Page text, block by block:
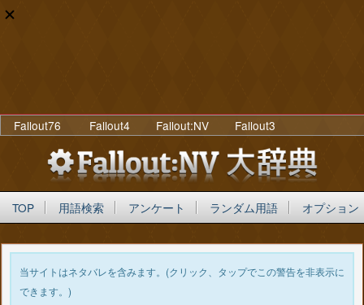
Fallout76 Fallout4 Fallout:NV Fallout3
TOP 用語検索 アンケート ランダム用語 オプション
当サイトはネタバレを含みます。(クリック、タップでこの警告を非表示に
できます。)